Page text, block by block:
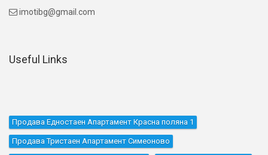
 imotibg@gmail.com
Useful Links
Продава Едностаен Апартамент Красна поляна 1
Продава Тристаен Апартамент Симеоново